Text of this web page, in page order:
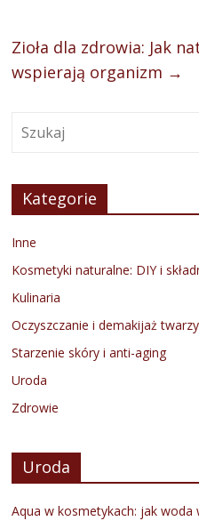
Zioła dla zdrowia: Jak
wspierają organizm →
Kategorie
Inne
Kosmetyki naturalne: DIY i
Kulinaria
Oczyszczanie i demakijaż twarzy
Starzenie skóry i anti-aging
Uroda
Zdrowie
Uroda
Aqua w kosmetykach: jak woda